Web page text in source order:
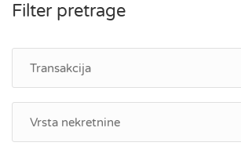
Filter pretrage